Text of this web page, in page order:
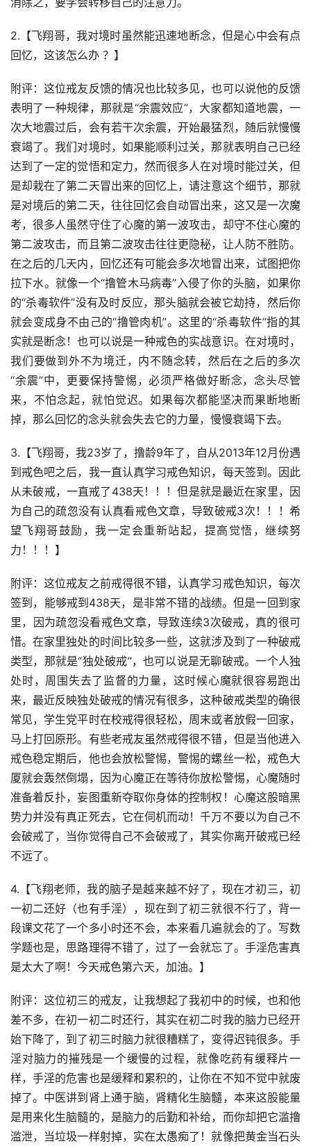
2.【飞翔哥，我对境时虽然能迅速地断念，但是心中会有点
回忆，这该怎么办 ？】
附评：这位戒友反馈的情况也比较多见，也可以说他的反馈
表明了一种规律，那就是“余震效应”，大家都知道地震，一
次大地震过后，会有若干次余震，开始最猛烈，随后就慢慢
衰竭了。我们对境时，如果能顺利过关，那就表明自己已经
达到了一定的觉悟和定力，然而很多人在对境时能过关，但
是却栽在了第二天冒出来的回忆上，请注意这个细节，那就
是对境后的第二天，往往回忆会自动冒出来，这又是一次魔
考，很多人虽然守住了心魔的第一波攻击，却守不住心魔的
第二波攻击，而且第二波攻击往往更隐秘，让人防不胜防。
在之后的几天内，回忆还有可能会多次地冒出来，试图把你
拉下水。就像一个“撸管木马病毒”入侵了你的头脑，如果你
的“杀毒软件”没有及时反应，那头脑就会被它劫持，然后你
就会变成身不由己的“撸管肉机”。这里的“杀毒软件”指的其
实就是断念！也可以说是一种戒色的实战意识。在对境时，
我们要做到外不为境迁，内不随念转，然后在之后的多次
“余震”中，更要保持警惕，必须严格做好断念，念头尽管
来，不怕念起，就怕觉迟。如果每次都能坚决而果断地断
掉，那么回忆的念头就会失去它的力量，慢慢衰竭下去。
3.【飞翔哥，我23岁了，撸龄9年了，自从2013年12月份遇
到戒色吧之后，我一直认真学习戒色知识，每天签到。因此
从未破戒，一直戒了438天！！！但是就是最近在家里，因
为自己的疏忽没有认真看戒色文章，导致破戒3次！！！希
望飞翔哥鼓励，我一定会重新站起，提高觉悟，继续努
力！！！】
附评：这位戒友之前戒得很不错，认真学习戒色知识，每次
签到，能够戒到438天，是非常不错的战绩。但是一回到家
里，因为疏忽没看戒色文章，导致连续3次破戒，真的很可
惜。在家里独处的时间比较多一些，这就涉及到了一种破戒
类型，那就是“独处破戒”，也可以说是无聊破戒。一个人独
处时，周围失去了监督的力量，这时候心魔就很容易跑出
来，最近反映独处破戒的情况有很多，这种破戒类型的确很
常见，学生党平时在校戒得很轻松，周末或者放假一回家，
马上打回原形。有些老戒友虽然戒得很不错，但是当他进入
戒色稳定期后，他也会放松警惕，警惕的螺丝一松，戒色大
厦就会轰然倒塌，因为心魔正在等待你放松警惕，心魔随时
准备着反扑，妄图重新夺取你身体的控制权！心魔这股暗黑
势力并没有真正死去，它在伺机而动！千万不要以为自己不
会破戒了，当你觉得自己不会破戒了，其实你离开破戒已经
不远了。
4.【飞翔老师，我的脑子是越来越不好了，现在才初三，初
一初二还好（也有手淫），现在到了初三就很不行了，背一
段课文花了一个多小时还不会，本来看几遍就会的了。写数
学题也是，思路理得不错了，过了一会就忘了。手淫危害真
是太大了啊！今天戒色第六天，加油。】
附评：这位初三的戒友，让我想起了我初中的时候，也和他
差不多，在初一初二时还行，其实在初二时我的脑力已经开
始下降了，到了初三时脑力就很糟糕了，变得迟钝很多。手
淫对脑力的摧残是一个缓慢的过程，就像吃药有缓释片一
样，手淫的危害也是缓释和累积的，让你在不知不觉中就废
掉了。中医讲到肾上通于脑，肾精化生脑髓，本来这股能量
是用来化生脑髓的，是脑力的后勤和补给，而你却把它滥撸
滥泄，当垃圾一样射掉，实在太愚痴了！就像把黄金当石头